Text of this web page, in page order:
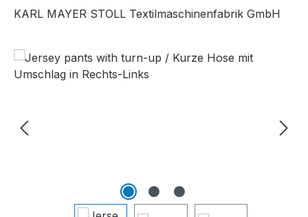
KARL MAYER STOLL Textilmaschinenfabrik GmbH
Omitir galería de imágenes